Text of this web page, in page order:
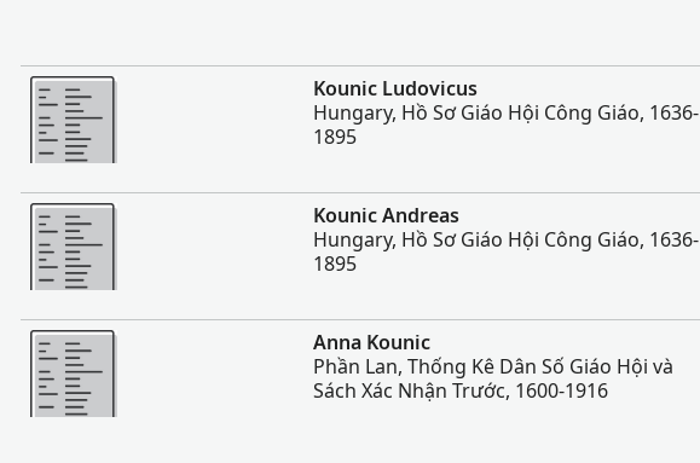
Nhiều Hơn
Kounic Ludovicus
Hungary, Hồ Sơ Giáo Hội Công Giáo, 1636-
1895
Nhiều Hơn
Kounic Andreas
Hungary, Hồ Sơ Giáo Hội Công Giáo, 1636-
1895
Nhiều Hơn
Anna Kounic
Phần Lan, Thống Kê Dân Số Giáo Hội và
Sách Xác Nhận Trước, 1600-1916